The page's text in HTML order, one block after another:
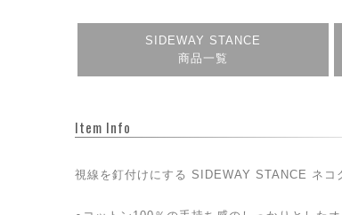
SIDEWAY STANCE
商品一覧
Item Info
視線を釘付けにする SIDEWAY STANCE ネコ